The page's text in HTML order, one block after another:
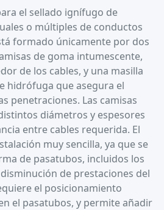
el sellado ignífugo de
o múltiples de conductos
formado únicamente por dos
de goma intumescente,
de los cables, y una masilla
hidrófuga que asegura el
penetraciones. Las camisas
diámetros y espesores
entre cables requerida. El
muy sencilla, ya que se
de pasatubos, incluidos los
de prestaciones del
el posicionamiento
el pasatubos, y permite añadir